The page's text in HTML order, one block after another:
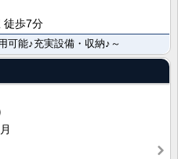
徒歩7分
可能♪充実設備・収納♪～